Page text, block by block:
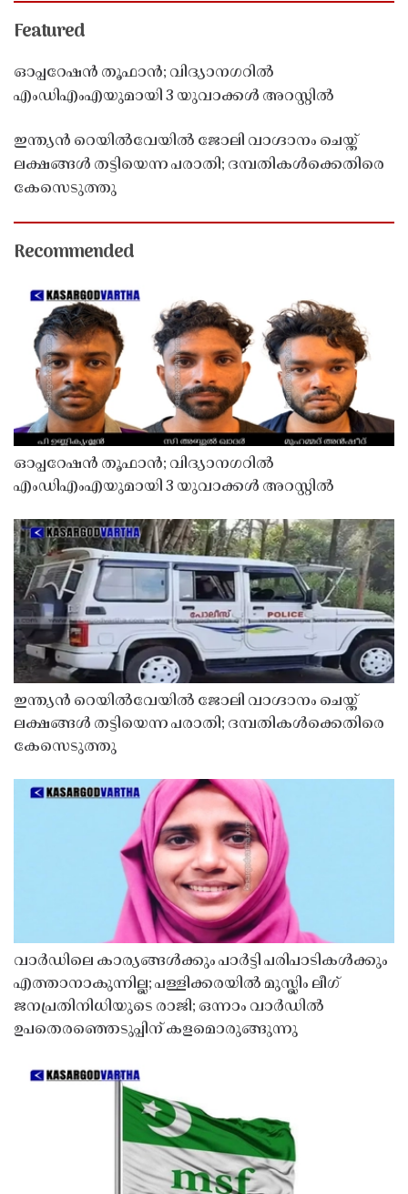
Featured
ഓപ്പറേഷൻ തൂഫാൻ; വിദ്യാനഗറിൽ
എംഡിഎംഎയുമായി 3 യുവാക്കൾ അറസ്റ്റിൽ
ഇന്ത്യൻ റെയിൽവേയിൽ ജോലി വാഗ്ദാനം ചെയ്ത്
ലക്ഷങ്ങൾ തട്ടിയെന്ന പരാതി; ദമ്പതികൾക്കെതിരെ
കേസെടുത്തു
Recommended
ഓപ്പറേഷൻ തൂഫാൻ; വിദ്യാനഗറിൽ
എംഡിഎംഎയുമായി 3 യുവാക്കൾ അറസ്റ്റിൽ
ഇന്ത്യൻ റെയിൽവേയിൽ ജോലി വാഗ്ദാനം ചെയ്ത്
ലക്ഷങ്ങൾ തട്ടിയെന്ന പരാതി; ദമ്പതികൾക്കെതിരെ
കേസെടുത്തു
വാർഡിലെ കാര്യങ്ങൾക്കും പാർട്ടി പരിപാടികൾക്കും
എത്താനാകുന്നില്ല; പള്ളിക്കരയിൽ മുസ്ലിം ലീഗ്
ജനപ്രതിനിധിയുടെ രാജി; ഒന്നാം വാർഡിൽ
ഉപതെരഞ്ഞെടുപ്പിന് കളമൊരുങ്ങുന്നു